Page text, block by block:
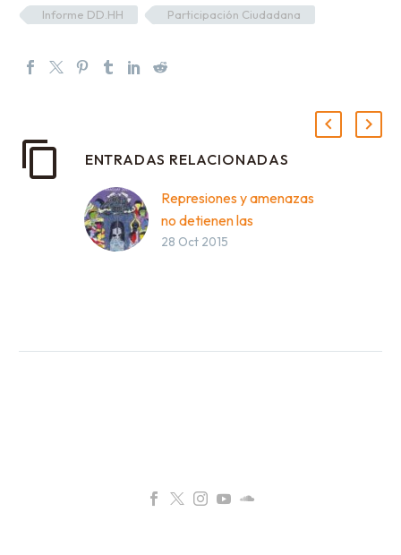
Informe DD.HH Participación Ciudadana
ENTRADAS RELACIONADAS
Represiones y amenazas
no detienen las
manifestaciones
28 Oct 2015